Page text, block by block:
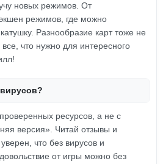
новых режимов. От
режимов, где можно
Разнообразие карт тоже не
что нужно для интересного
ресурсов, а не с
версия». Читай отзывы и
что без вирусов и
от игры можно без